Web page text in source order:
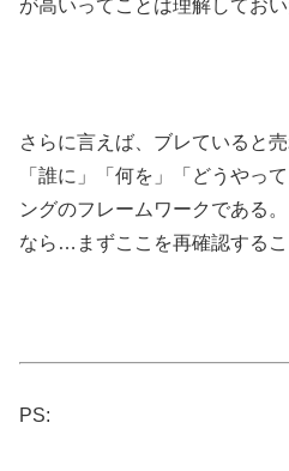
が高いってことは理解しておい
さらに言えば、ブレていると
「誰に」「何を」「どうやっ
ングのフレームワークである
なら…まずここを再確認するこ
PS: